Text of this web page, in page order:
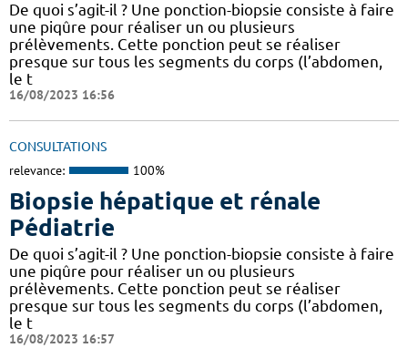
De quoi s’agit-il ? Une ponction-biopsie consiste à faire
une piqûre pour réaliser un ou plusieurs
prélèvements. Cette ponction peut se réaliser
presque sur tous les segments du corps (l’abdomen,
le t
16/08/2023 16:56
CONSULTATIONS
relevance: 100%
Biopsie hépatique et rénale
Pédiatrie
De quoi s’agit-il ? Une ponction-biopsie consiste à faire
une piqûre pour réaliser un ou plusieurs
prélèvements. Cette ponction peut se réaliser
presque sur tous les segments du corps (l’abdomen,
le t
16/08/2023 16:57